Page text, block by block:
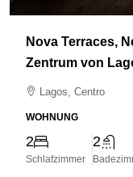
Nova Terraces,
Zentrum von
Lagos, Centro
WOHNUNG
2
Schlafzimmer
2